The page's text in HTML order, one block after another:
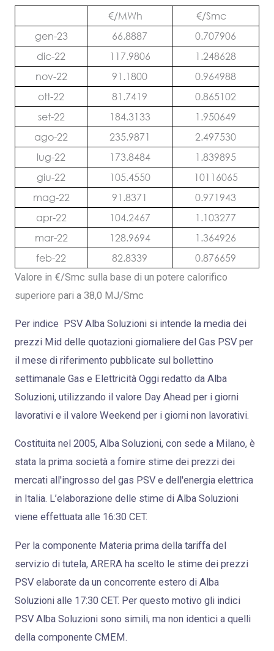
€/MWh
€/Smc
gen-23
66.8887
0.707906
dic-22
117.9806
1.248628
nov-22
91.1800
0.964988
ott-22
81.7419
0.865102
set-22
184.3133
1.950649
ago-22
235.9871
2.497530
lug-22
173.8484
1.839895
giu-22
105.4550
10116065
mag-22
91.8371
0.971943
apr-22
104.2467
1.103277
mar-22
128.9694
1.364926
feb-22
82.8339 0.876659
Valore in €/Smc sulla base di un potere calorifico
superiore pari a 38,0 MJ/Smc
Per indice PSV Alba Soluzioni si intende la media dei
prezzi Mid delle quotazioni giornaliere del Gas PSV per
il mese di riferimento pubblicate sul bollettino
settimanale Gas e Elettricità Oggi redatto da Alba
Soluzioni, utilizzando il valore Day Ahead per i giorni
lavorativi e il valore Weekend per i giorni non lavorativi.
Costituita nel 2005, Alba Soluzioni, con sede a Milano, è
stata la prima società a fornire stime dei prezzi dei
mercati all'ingrosso del gas PSV e dell'energia elettrica
in Italia. L’elaborazione delle stime di Alba Soluzioni
viene effettuata alle 16:30 CET.
Per la componente Materia prima della tariffa del
servizio di tutela, ARERA ha scelto le stime dei prezzi
PSV elaborate da un concorrente estero di Alba
Soluzioni alle 17:30 CET. Per questo motivo gli indici
PSV Alba Soluzioni sono simili, ma non identici a quelli
della componente CMEM.